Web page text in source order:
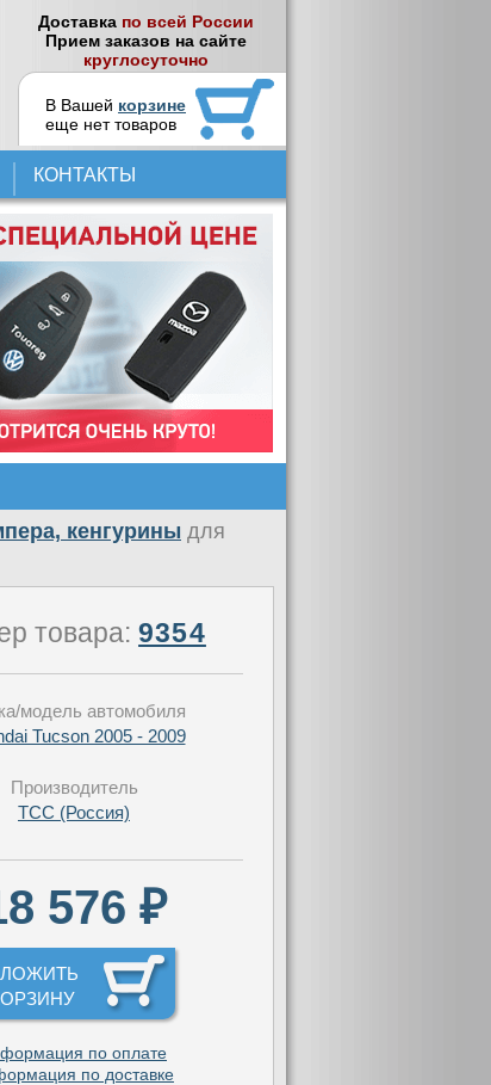
Доставка по всей России
Прием заказов на сайте
круглосуточно
В Вашей корзине
еще нет товаров
КОНТАКТЫ
кенгурины для
товара:9354
модель автомобиля
Tucson 2005 - 2009
Производитель
TCC (Россия)
576 ₽
по оплате
по доставке